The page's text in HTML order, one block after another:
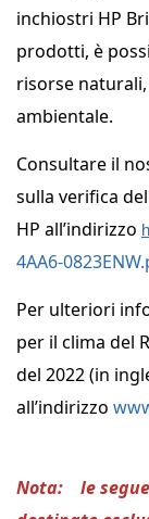
inchiostri HP
prodotti, è
risorse
ambientale.
Consultare il
sulla verifica
HP all’indirizzo
4AA6-
Per ulteriori
per il clima del
del 2022 (in
all’indirizzo
Nota: le